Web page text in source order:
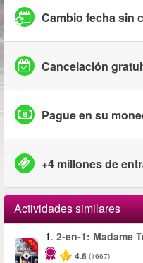
Cambio fecha sin
Cancelación
Pague en su
+4 millones de
Actividades similares
-40%
1. 2-en-1: Madame
4.6 (1667)